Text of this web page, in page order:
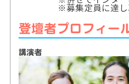
※募集定員に達し
登壇者プロフィー
講演者